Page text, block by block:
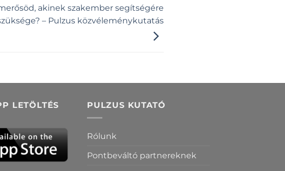
akinek szakember segítségére
– Pulzus közvéleménykutatás
LETÖLTÉS PULZUS KUTATÓ
Rólunk
Pontbeváltó partnereknek